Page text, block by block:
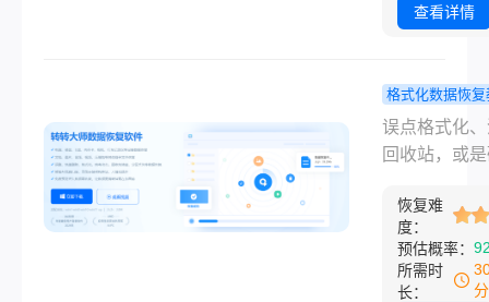
报告、精心
溃、电脑意
电，或者自
点击了“不保
瞬间付诸东
查看详情
格式化数据恢复
失误格式化
怎么恢复？
找回！
误点格式化
回收站，或
式，重要文
消失的恐慌
很多职场人
体创作者都
恢复难
度：
预估概率：
所需时
长：